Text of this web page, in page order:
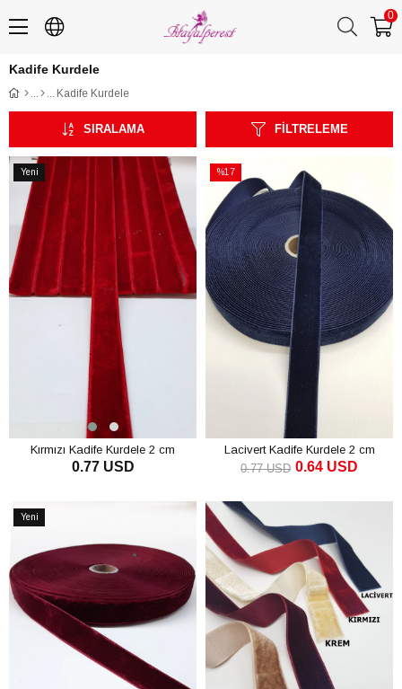
0
Kadife Kurdele
Kadife Kurdele
FILTRELEME
SIRALAMA
Yeni
Ürün
Kırmızı Kadife Kurdele 2 cm
0.77 USD
%17
İndirim
%17İndirim
Lacivert Kadife Kurdele 2 cm
0.64 USD
0.77 USD
Yeni